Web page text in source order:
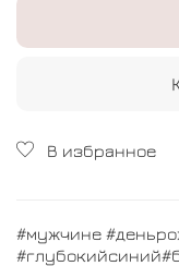
В избранное
#мужчине